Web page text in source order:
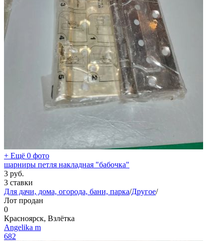
+ Ещё 0 фото
шарниры петля накладная "бабочка"
3 руб.
3 ставки
Для дачи, дома, огорода, бани, парка/Другое/
Лот продан
0
Красноярск, Взлётка
Angelika m
682